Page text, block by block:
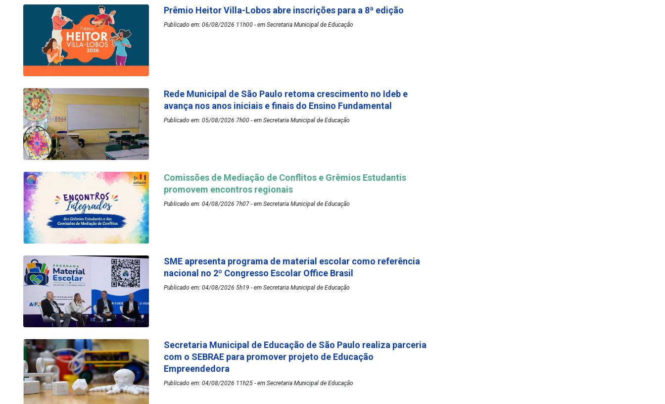
Prêmio Heitor Villa-Lobos abre inscrições para a 8ª edição
Publicado em: 06/08/2026 11h00 - em Secretaria Municipal de Educação
Rede Municipal de São Paulo retoma crescimento no Ideb e
avança nos anos iniciais e finais do Ensino Fundamental
Publicado em: 05/08/2026 7h00 - em Secretaria Municipal de Educação
Comissões de Mediação de Conflitos e Grêmios Estudantis
promovem encontros regionais
Publicado em: 04/08/2026 7h07 - em Secretaria Municipal de Educação
SME apresenta programa de material escolar como referência
nacional no 2º Congresso Escolar Office Brasil
Publicado em: 04/08/2026 5h19 - em Secretaria Municipal de Educação
Secretaria Municipal de Educação de São Paulo realiza parceria
com o SEBRAE para promover projeto de Educação
Empreendedora
Publicado em: 04/08/2026 11h25 - em Secretaria Municipal de Educação